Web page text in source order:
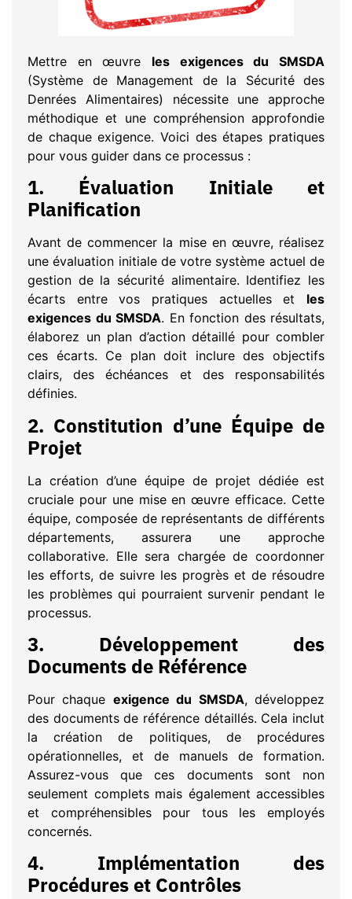
Mettre en œuvre les exigences du SMSDA
(Système de Management de la Sécurité des
Denrées Alimentaires) nécessite une approche
méthodique et une compréhension approfondie
de chaque exigence. Voici des étapes pratiques
pour vous guider dans ce processus :
1. Évaluation Initiale et
Planification
Avant de commencer la mise en œuvre, réalisez
une évaluation initiale de votre système actuel de
gestion de la sécurité alimentaire. Identifiez les
écarts entre vos pratiques actuelles et les
exigences du SMSDA. En fonction des résultats,
élaborez un plan d’action détaillé pour combler
ces écarts. Ce plan doit inclure des objectifs
clairs, des échéances et des responsabilités
définies.
2. Constitution d’une Équipe de
Projet
La création d’une équipe de projet dédiée est
cruciale pour une mise en œuvre efficace. Cette
équipe, composée de représentants de différents
départements, assurera une approche
collaborative. Elle sera chargée de coordonner
les efforts, de suivre les progrès et de résoudre
les problèmes qui pourraient survenir pendant le
processus.
3. Développement des
Documents de Référence
Pour chaque exigence du SMSDA, développez
des documents de référence détaillés. Cela inclut
la création de politiques, de procédures
opérationnelles, et de manuels de formation.
Assurez-vous que ces documents sont non
seulement complets mais également accessibles
et compréhensibles pour tous les employés
concernés.
4. Implémentation des
Procédures et Contrôles